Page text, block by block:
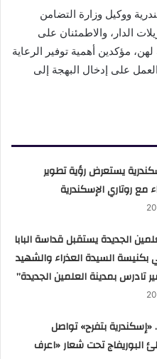
ووكيل وزارة التضامن
الدار، والاطمئنان على
مؤكدين أهمية توفير الرعاية
على إدخال البهجة إلى
يستعرض رؤية تطوير
مع روتاري الإسكندرية
الجديدة يستقبل قداسة البابا
بكنيسة السيدة العذراء والشهيد
تادرس بمدينة العلمين الجديدة”
بتفرح» تواصل
البوريفاج تحت شعار «اعرف